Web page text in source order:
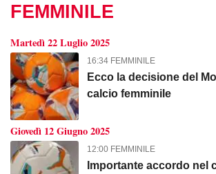
FEMMINILE
Martedì 22 Luglio 2025
16:34 FEMMINILE
Ecco la decisione del
calcio femminile
Giovedì 12 Giugno 2025
12:00 FEMMINILE
Importante accordo nel